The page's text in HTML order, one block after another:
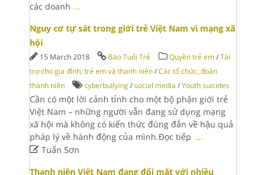
các doanh ...
Nguy cơ tự sát trong giới trẻ Việt Nam vì mạng xã
hội
15 March 2018 Báo Tuổi Trẻ Quyền trẻ em /Tài
trợ cho gia đình, trẻ em và thanh niên /Các tổ chức, đoàn
thanh niên
cyberbullying /social media /Youth suicides
Cần có một lời cảnh tỉnh cho một bộ phận giới trẻ
Việt Nam – những người vẫn đang sử dụng mạng
xã hội mà không có kiến thức đúng đắn về hậu quả
pháp lý về hành động của mình.Đọc tiếp ...
Tuấn Sơn
Thanh niên Việt Nam đang đối mặt với nhiều